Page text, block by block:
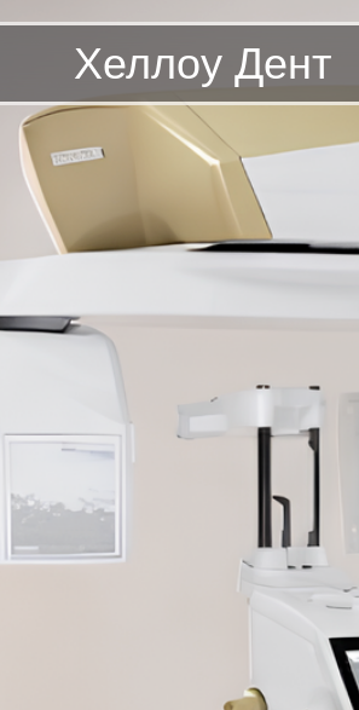
Хеллоу Дент